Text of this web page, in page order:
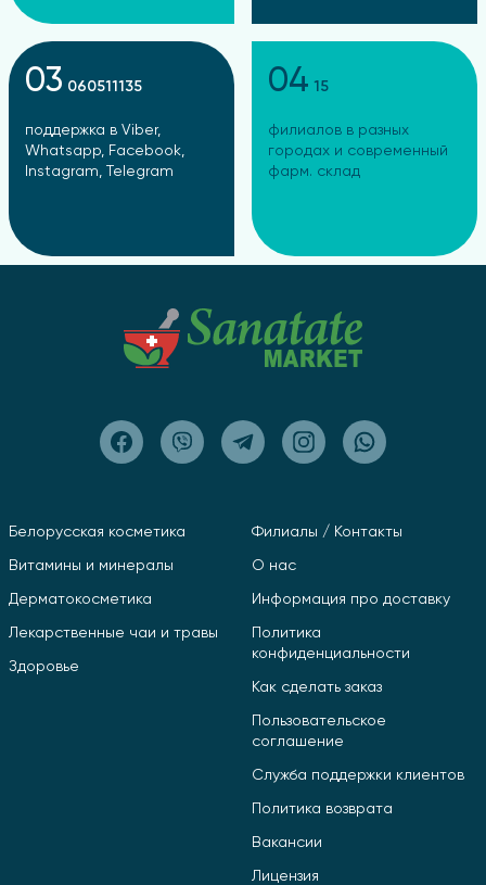
03 060511135
поддержка в Viber,
Whatsapp, Facebook,
Instagram, Telegram
04 15
филиалов в разных
городах и современный
фарм. склад
Белорусская косметика
Витамины и минералы
Дерматокосметика
Лекарственные чаи и травы
Здоровье
Филиалы / Контакты
О нас
Информация про доставку
Политика
конфиденциальности
Как сделать заказ
Пользовательское
соглашение
Служба поддержки клиентов
Политика возврата
Вакансии
Лицензия